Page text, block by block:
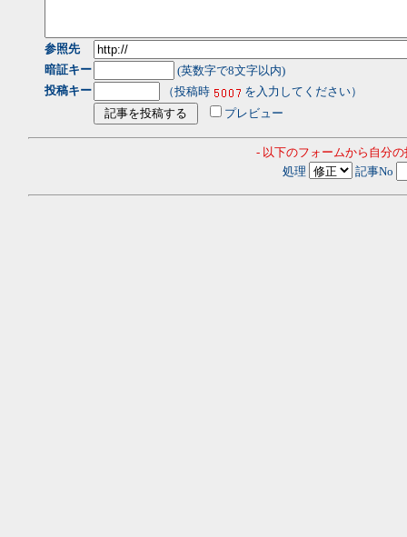
参照先
暗証キー
(英数字で8文字以内)
投稿キー
（投稿時
を入力してください）
プレビュー
- 以下のフォームから自分
処理
記事No